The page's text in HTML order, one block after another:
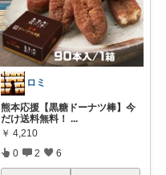
ロミ
熊本応援【黒糖ドーナツ棒】今
だけ送料無料！ ...
￥ 4,210
0 2 6